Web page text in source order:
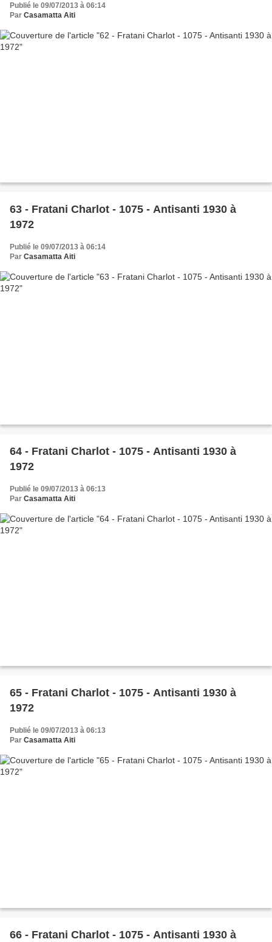
Publié le 09/07/2013 à 06:14
Par Casamatta Aiti
63 - Fratani Charlot - 1075 - Antisanti 1930 à
1972
Publié le 09/07/2013 à 06:14
Par Casamatta Aiti
64 - Fratani Charlot - 1075 - Antisanti 1930 à
1972
Publié le 09/07/2013 à 06:13
Par Casamatta Aiti
65 - Fratani Charlot - 1075 - Antisanti 1930 à
1972
Publié le 09/07/2013 à 06:13
Par Casamatta Aiti
66 - Fratani Charlot - 1075 - Antisanti 1930 à